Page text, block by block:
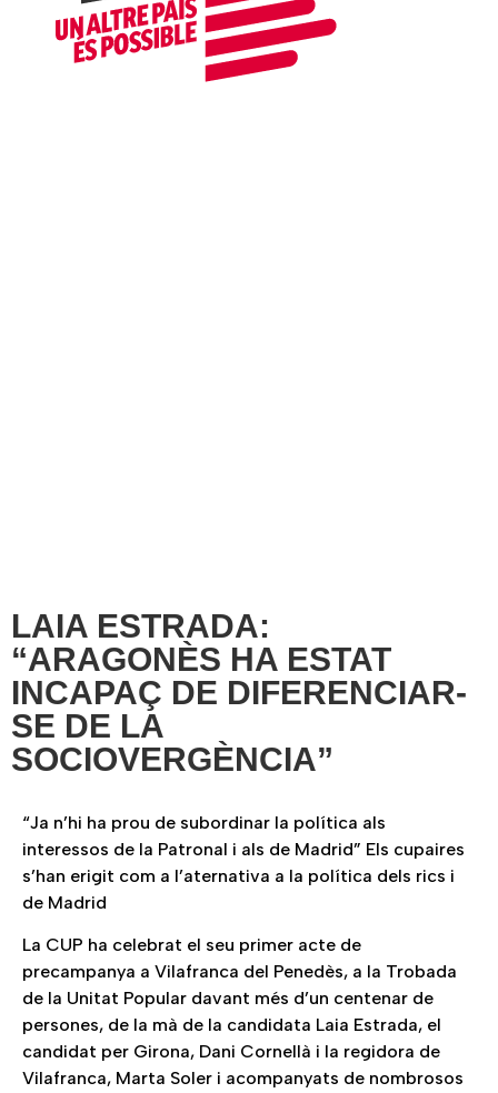
LAIA ESTRADA:
“ARAGONÈS HA ESTAT
INCAPAÇ DE DIFERENCIAR-
SE DE LA
SOCIOVERGÈNCIA”
“Ja n’hi ha prou de subordinar la política als
interessos de la Patronal i als de Madrid” Els cupaires
s’han erigit com a l’aternativa a la política dels rics i
de Madrid
La CUP ha celebrat el seu primer acte de
precampanya a Vilafranca del Penedès, a la Trobada
de la Unitat Popular davant més d’un centenar de
persones, de la mà de la candidata Laia Estrada, el
candidat per Girona, Dani Cornellà i la regidora de
Vilafranca, Marta Soler i acompanyats de nombrosos